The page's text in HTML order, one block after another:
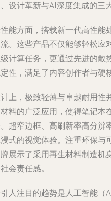
设计革新与AI深度集成的三
能方面，搭载新一代高性能
。这些产品不仅能够轻松应
计算任务，更通过先进的散
性，满足了内容创作者与硬
上，极致轻薄与卓越耐用性
料的广泛应用，使得笔记本
超窄边框、高刷新率高分辨
式的视觉体验。注重环保与
展示了采用再生材料制造机
会责任感。
人注目的趋势是人工智能（